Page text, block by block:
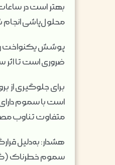
بهتر است در
محلول‌پاشی انجام
پوشش یکنواخت
ضروری است تا
برای جلوگیری از
است با سموم
متفاوت تناوب
هشدار: به‌دلیل